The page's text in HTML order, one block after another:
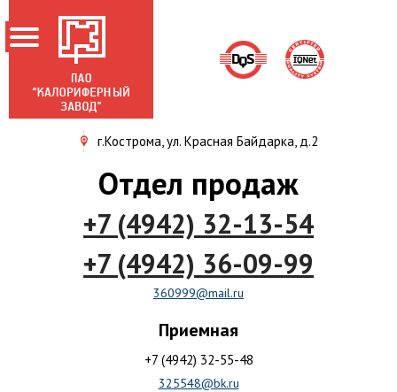
г.Кострома, ул. Красная Байдарка, д.2
Отдел продаж
+7 (4942) 32-13-54
+7 (4942) 36-09-99
360999@mail.ru
Приемная
+7 (4942) 32-55-48
325548@bk.ru
ГЛАВНАЯ
О ЗАВОДЕ
НОВОСТИ
ПРОДУКЦИЯ